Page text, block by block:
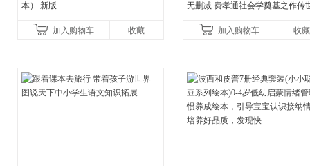
本） 新版
加入购物车 收藏
无删减 费孝通社会学奠基之作传
加入购物车 收藏